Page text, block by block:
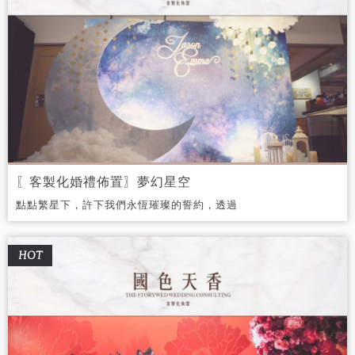
〖客製化婚禮佈置〗夢幻星空
點點繁星下，許下我們永恆璀璨的誓約，透過
深藍、白、金等色調，營造出夜空繁星的氛
圍。
HOT